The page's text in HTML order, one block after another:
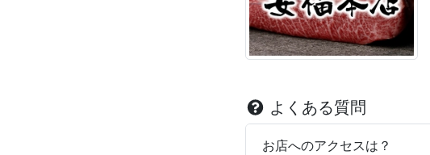
よくある質問
お店へのアクセスは？